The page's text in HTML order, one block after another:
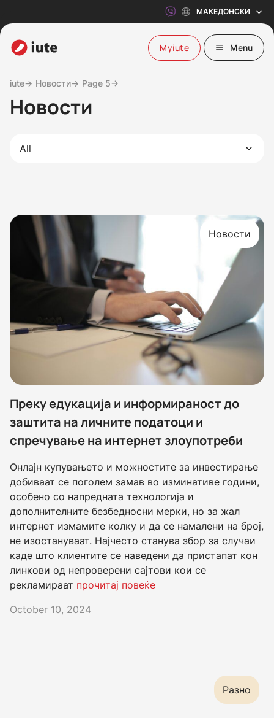
МАКЕДОНСКИ
Myiute Menu
iute→ Новости→ Page 5→
Новости
All
Преку едукација и информираност до
заштита на личните податоци и
спречување на интернет злоупотреби
Онлајн купувањето и можностите за инвестирање
добиваат се поголем замав во изминативе години,
особено со напредната технологија и
дополнителните безбедносни мерки, но за жал
интернет измамите колку и да се намалени на број,
не изостануваат. Најчесто станува збор за случаи
каде што клиентите се наведени да пристапат кон
линкови од непроверени сајтови кои се
рекламираат прочитај повеќе
October 10, 2024
Новости
Разно